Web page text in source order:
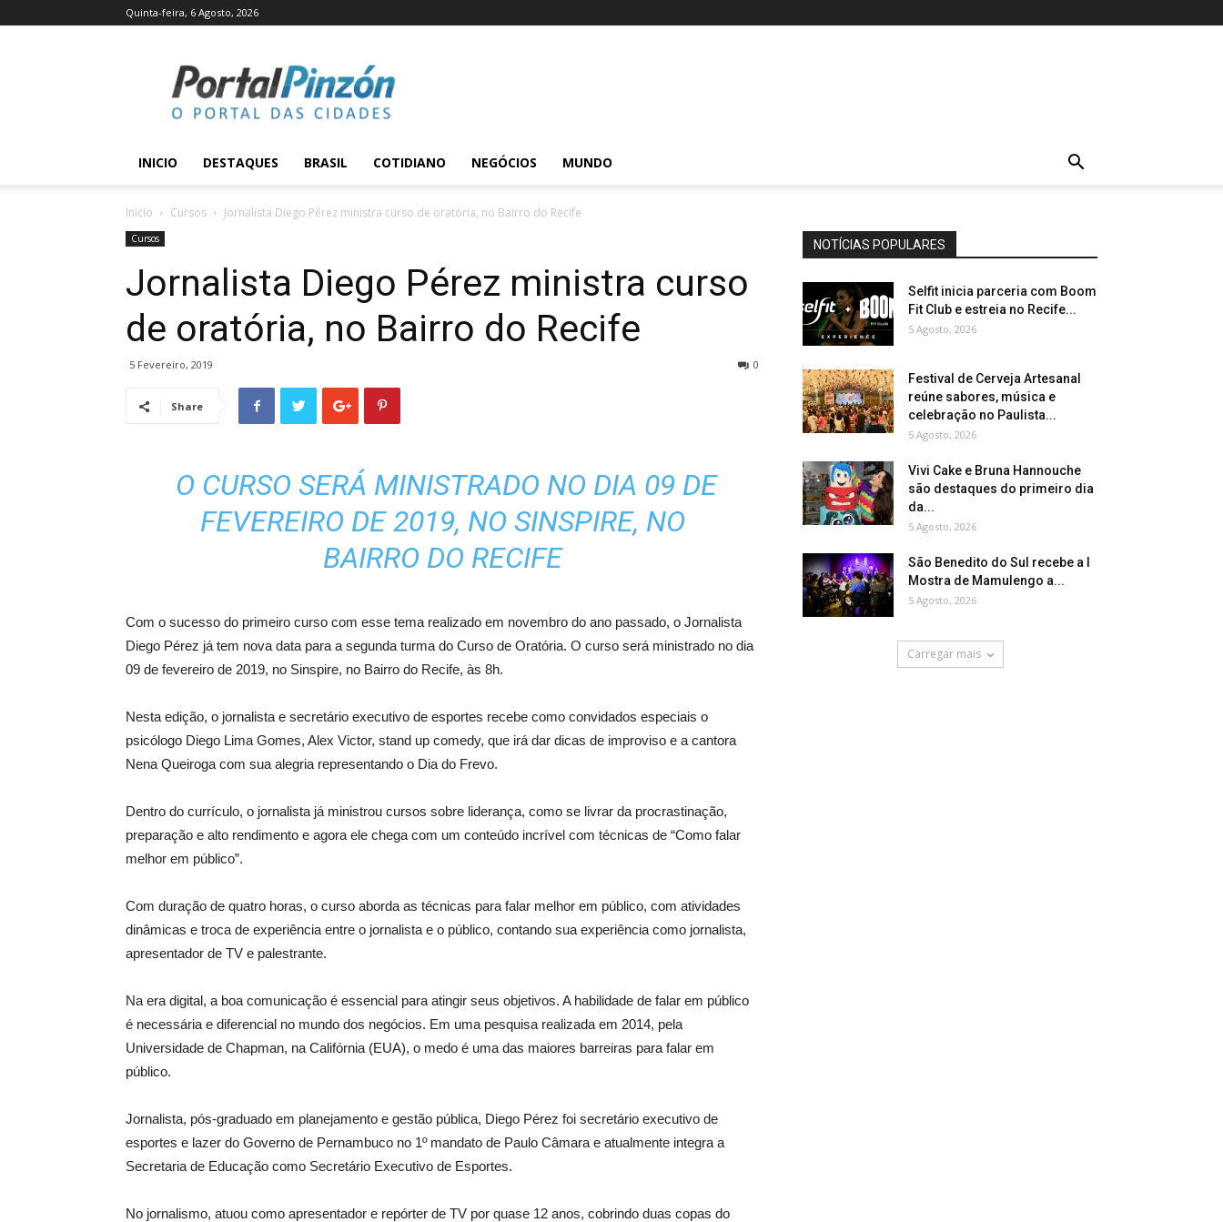
Quinta-feira, 6 Agosto, 2026
Pinzón
INICIO DESTAQUES BRASIL COTIDIANO NEGÓCIOS MUNDO
Inicio Cursos Jornalista Diego Pérez ministra curso de oratória, no Bairro do Recife
Cursos
Jornalista Diego Pérez ministra curso
de oratória, no Bairro do Recife
5 Fevereiro, 2019 0
Share
O CURSO SERÁ MINISTRADO NO DIA 09 DE
FEVEREIRO DE 2019, NO SINSPIRE, NO
BAIRRO DO RECIFE
Com o sucesso do primeiro curso com esse tema realizado em novembro do ano passado, o Jornalista
Diego Pérez já tem nova data para a segunda turma do Curso de Oratória. O curso será ministrado no dia
09 de fevereiro de 2019, no Sinspire, no Bairro do Recife, às 8h.
Nesta edição, o jornalista e secretário executivo de esportes recebe como convidados especiais o
psicólogo Diego Lima Gomes, Alex Victor, stand up comedy, que irá dar dicas de improviso e a cantora
Nena Queiroga com sua alegria representando o Dia do Frevo.
Dentro do currículo, o jornalista já ministrou cursos sobre liderança, como se livrar da procrastinação,
preparação e alto rendimento e agora ele chega com um conteúdo incrível com técnicas de “Como falar
melhor em público”.
Com duração de quatro horas, o curso aborda as técnicas para falar melhor em público, com atividades
dinâmicas e troca de experiência entre o jornalista e o público, contando sua experiência como jornalista,
apresentador de TV e palestrante.
Na era digital, a boa comunicação é essencial para atingir seus objetivos. A habilidade de falar em público
é necessária e diferencial no mundo dos negócios. Em uma pesquisa realizada em 2014, pela
Universidade de Chapman, na Califórnia (EUA), o medo é uma das maiores barreiras para falar em
público.
Jornalista, pós-graduado em planejamento e gestão pública, Diego Pérez foi secretário executivo de
esportes e lazer do Governo de Pernambuco no 1º mandato de Paulo Câmara e atualmente integra a
Secretaria de Educação como Secretário Executivo de Esportes.
No jornalismo, atuou como apresentador e repórter de TV por quase 12 anos, cobrindo duas copas do
NOTÍCIAS POPULARES
Selfit inicia parceria com Boom
Fit Club e estreia no Recife...
5 Agosto, 2026
Festival de Cerveja Artesanal
reúne sabores, música e
celebração no Paulista...
5 Agosto, 2026
Vivi Cake e Bruna Hannouche
são destaques do primeiro dia
da...
5 Agosto, 2026
São Benedito do Sul recebe a I
Mostra de Mamulengo a...
5 Agosto, 2026
Carregar mais